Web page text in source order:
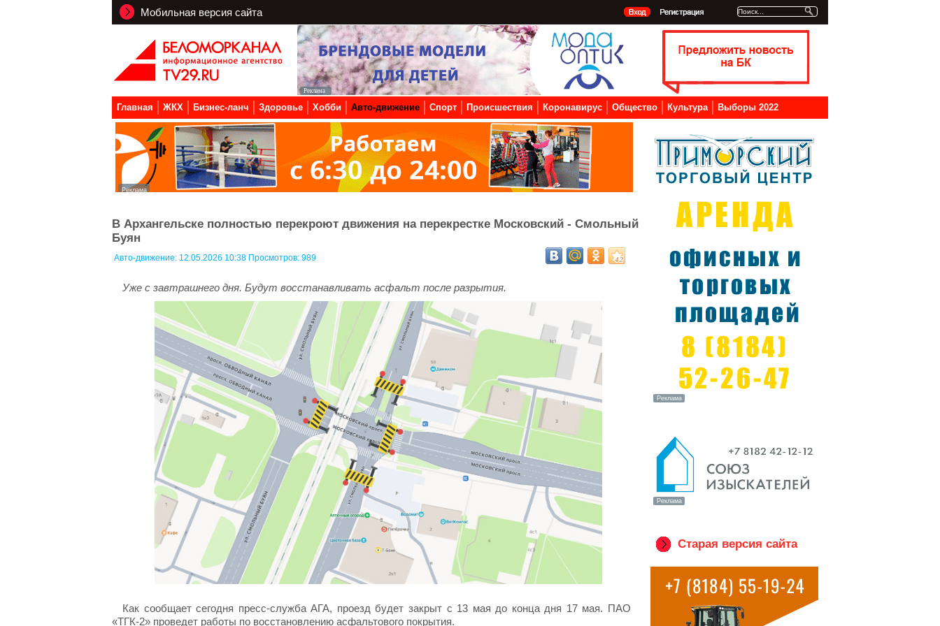
Мобильная версия сайта
Главная ЖКХ Бизнес-ланч Здоровье Хобби Авто-движение Спорт Происшествия Коронавирус Общество Культура Выборы 2022
В Архангельске полностью перекроют движения на перекрестке Московский - Смольный
Буян
Авто-движение: 12.05.2026 10:38 Просмотров: 989
Уже с завтрашнего дня. Будут восстанавливать асфальт после разрытия.
Как сообщает сегодня пресс-служба АГА, проезд будет закрыт с 13 мая до конца дня 17 мая. ПАО
«ТГК-2» проведет работы по восстановлению асфальтового покрытия.
Старая версия сайта